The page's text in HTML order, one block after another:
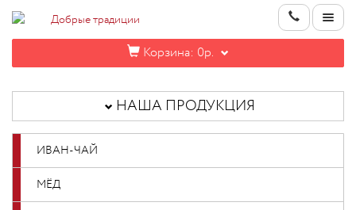
Корзина: 0р.
ИНФОРМАЦИЯ
КОНТАКТЫ
НОВИНКИ
НАША ПРОДУКЦИЯ
ИВАН-ЧАЙ
МЁД